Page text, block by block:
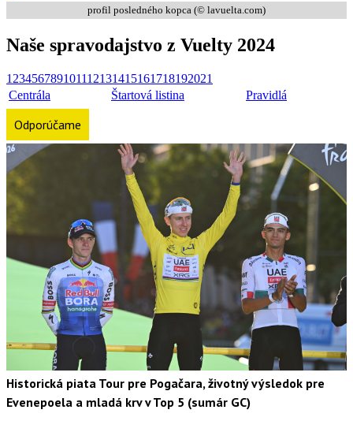
profil posledného kopca (© lavuelta.com)
Naše spravodajstvo z Vuelty 2024
1 23456789101112131415161718192021
Centrála
Štartová listina Pravidlá
Odporúčame
Historická piata Tour pre Pogačara, životný výsledok pre
Evenepoela a mladá krv v Top 5 (sumár GC)